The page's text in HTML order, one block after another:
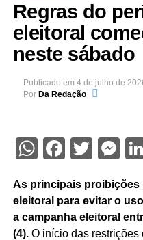
Regras do
eleitoral
neste sábado
Publicado em 4 de julho de
Por Da Redação
WhatsApp
As principais proibições
eleitoral para evitar o
a campanha eleitoral
(4).O início das restrições